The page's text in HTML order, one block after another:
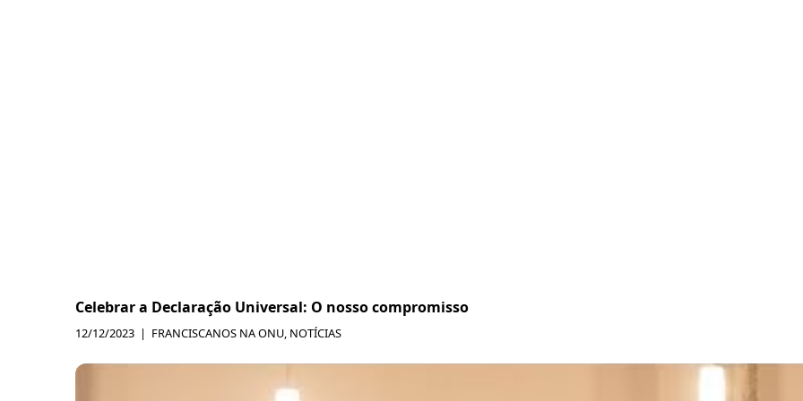
Celebrar a Declaração Universal: O nosso compromisso
12/12/2023 FRANCISCANOS NA ONU, NOTÍCIAS